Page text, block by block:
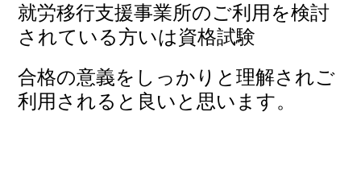
就労移行支援事業所のご利用を検討
されている方いは資格試験
合格の意義をしっかりと理解されご
利用されると良いと思います。